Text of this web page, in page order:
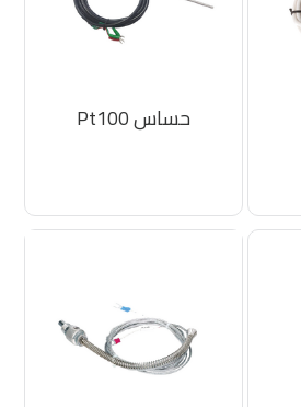
حساس Pt100